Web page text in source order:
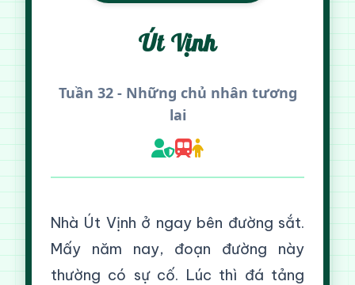
Út Vịnh
Tuần 32 - Những chủ nhân tương
lai
Nhà Út Vịnh ở ngay bên đường sắt.
Mấy năm nay, đoạn đường này
thường có sự cố. Lúc thì đá tảng